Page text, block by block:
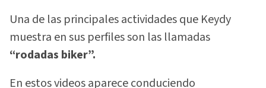
Una de las principales actividades que Keydy
muestra en sus perfiles son las llamadas
“rodadas biker”.
En estos videos aparece conduciendo